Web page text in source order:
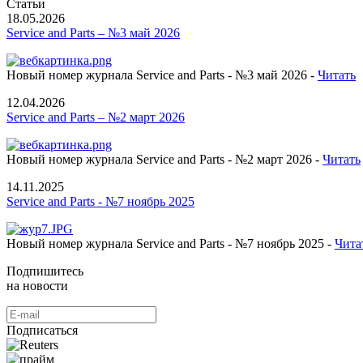
Статьи
18.05.2026
Service and Parts – №3 май 2026
Новый номер журнала Service and Parts - №3 май 2026 - Читать
12.04.2026
Service and Parts – №2 март 2026
Новый номер журнала Service and Parts - №2 март 2026 - Читать
14.11.2025
Service and Parts - №7 ноябрь 2025
Новый номер журнала Service and Parts - №7 ноябрь 2025 -
Подпишитесь
на новости
Подписаться